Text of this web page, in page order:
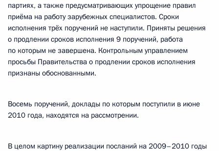
партиях, а также предусматривающих упрощение правил
приёма на работу зарубежных специалистов. Сроки
исполнения трёх поручений не наступили. Приняты решения
о продлении сроков исполнения 9 поручений, работа
по которым не завершена. Контрольным управлением
просьбы Правительства о продлении сроков исполнения
признаны обоснованными.
Восемь поручений, доклады по которым поступили в июне
2010 года, находятся на рассмотрении.
В целом картину реализации посланий на 2009–2010 годы